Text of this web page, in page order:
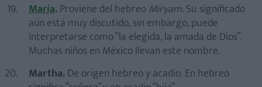
María.Proviene del hebreoMiryam. Su significado
aún está muy discutido, sin embargo, puede
interpretarse como “la elegida, la amada de Dios”.
Muchas niños en México llevan este nombre.
Martha.De origen hebreo y acadio. En hebreo